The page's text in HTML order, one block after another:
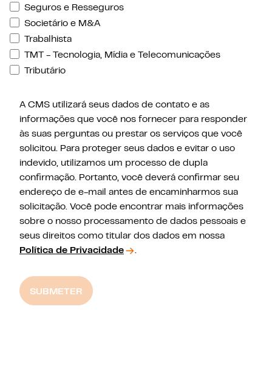
Seguros e Resseguros
Societário e M&A
Trabalhista
TMT - Tecnologia, Mídia e Telecomunicações
Tributário
A CMS utilizará seus dados de contato e as
informações que você nos fornecer para responder
às suas perguntas ou prestar os serviços que você
solicitou. Para proteger seus dados e evitar o uso
indevido, utilizamos um processo de dupla
confirmação. Portanto, você deverá confirmar seu
endereço de e-mail antes de encaminharmos sua
solicitação. Você pode encontrar mais informações
sobre o nosso processamento de dados pessoais e
seus direitos como titular dos dados em nossa
Política de Privacidade
.
SUBMETER